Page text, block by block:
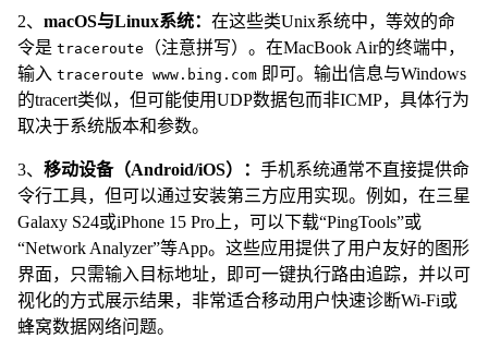
2、 macOS与Linux系统： 在这些类Unix系统中，等效的命
令是 traceroute
（注意拼写）。在MacBook Air的终端中，
输入 traceroute www.bing.com 即可。输出信息与Windows
的tracert类似，但可能使用UDP数据包而非ICMP，具体行为
取决于系统版本和参数。
3、 移动设备（Android/iOS）： 手机系统通常不直接提供命
令行工具，但可以通过安装第三方应用实现。例如，在三星
Galaxy S24或iPhone 15 Pro上，可以下载“PingTools”或
“Network Analyzer”等App。这些应用提供了用户友好的图形
界面，只需输入目标地址，即可一键执行路由追踪，并以可
视化的方式展示结果，非常适合移动用户快速诊断Wi-Fi或
蜂窝数据网络问题。